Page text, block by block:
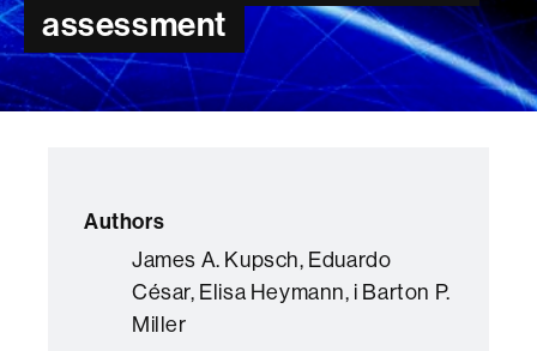
assessment
Authors
James A. Kupsch, Eduardo
César, Elisa Heymann, i Barton P.
Miller